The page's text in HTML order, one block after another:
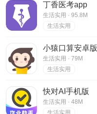
丁香医考app
生活实用 · 95.8M
生活实用
小猿口算安卓版
生活实用 · 79M
生活实用
快对AI手机版
生活实用 · 48M
生活实用